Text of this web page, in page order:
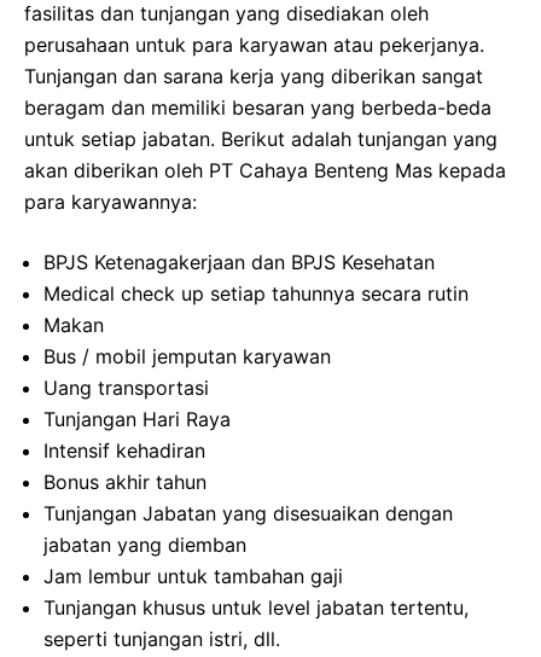
fasilitas dan tunjangan yang disediakan oleh
perusahaan untuk para karyawan atau pekerjanya.
Tunjangan dan sarana kerja yang diberikan sangat
beragam dan memiliki besaran yang berbeda-beda
untuk setiap jabatan. Berikut adalah tunjangan yang
akan diberikan oleh PT Cahaya Benteng Mas kepada
para karyawannya:
BPJS Ketenagakerjaan dan BPJS Kesehatan
Medical check up setiap tahunnya secara rutin
Makan
Bus / mobil jemputan karyawan
Uang transportasi
Tunjangan Hari Raya
Intensif kehadiran
Bonus akhir tahun
Tunjangan Jabatan yang disesuaikan dengan
jabatan yang diemban
Jam lembur untuk tambahan gaji
Tunjangan khusus untuk level jabatan tertentu,
seperti tunjangan istri, dll.